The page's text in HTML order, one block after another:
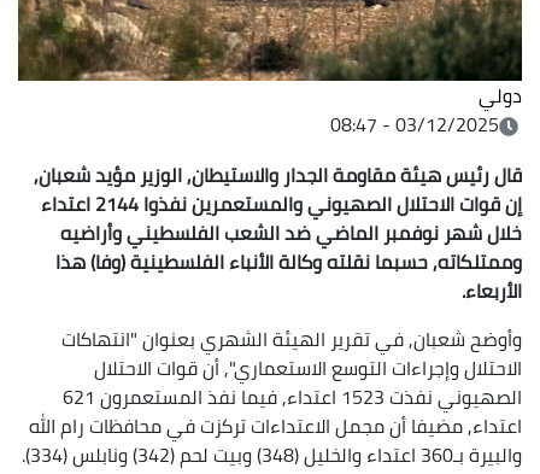
دولي
03/12/2025 - 08:47
قال رئيس هيئة مقاومة الجدار والاستيطان, الوزير مؤيد شعبان,
إن قوات الاحتلال الصهيوني والمستعمرين نفذوا 2144 اعتداء
خلال شهر نوفمبر الماضي ضد الشعب الفلسطيني وأراضيه
وممتلكاته, حسبما نقلته وكالة الأنباء الفلسطينية (وفا) هذا
الأربعاء.
وأوضح شعبان, في تقرير الهيئة الشهري بعنوان "انتهاكات
الاحتلال وإجراءات التوسع الاستعماري", أن قوات الاحتلال
الصهيوني نفذت 1523 اعتداء, فيما نفذ المستعمرون 621
اعتداء, مضيفا أن مجمل الاعتداءات تركزت في محافظات رام الله
والبيرة بـ360 اعتداء والخليل (348) وبيت لحم (342) ونابلس (334).